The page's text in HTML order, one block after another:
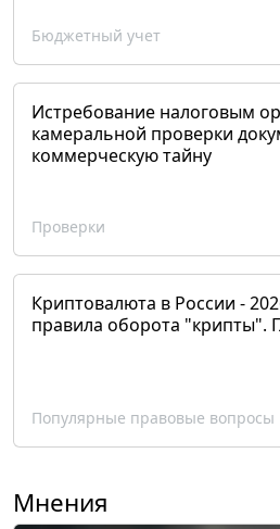
Бюджетный учет
Истребование налоговым
камеральной проверки
коммерческую тайну
Проверки
Криптовалюта в России -
правила оборота "крипты".
Популярные правовые вопросы
Мнения